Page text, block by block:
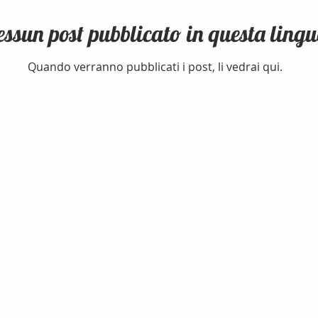
post pubblicato in questa
Quando verranno pubblicati i post, li vedrai qui.